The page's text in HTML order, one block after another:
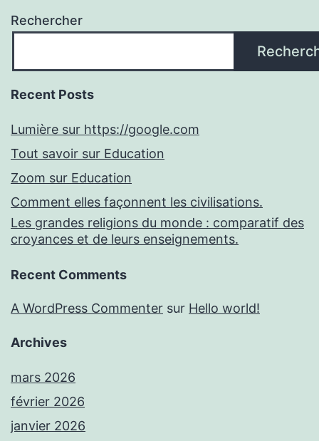
Rechercher
Recent Posts
Lumière sur https://google.com
Tout savoir sur Education
Zoom sur Education
Comment elles façonnent les civilisations.
Les grandes religions du monde : comparatif des
croyances et de leurs enseignements.
Recent Comments
A WordPress Commenter sur Hello world!
Archives
mars 2026
février 2026
janvier 2026